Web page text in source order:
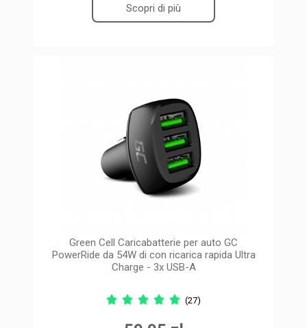
Scopri di più
Green Cell Caricabatterie per auto GC
PowerRide da 54W di con ricarica rapida Ultra
Charge - 3x USB-A
(27)